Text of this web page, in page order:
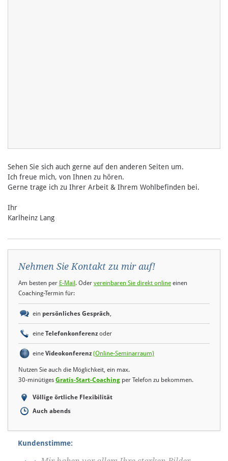
Sehen Sie sich auch gerne auf den anderen Seiten um.
Ich freue mich, von Ihnen zu hören.
Gerne trage ich zu Ihrer Arbeit & Ihrem Wohlbefinden bei.
Ihr
Karlheinz Lang
Nehmen Sie Kontakt zu mir auf!
Am besten per E-Mail . Oder vereinbaren Sie direkt online einen
Coaching-Termin für:
ein persönliches Gespräch,
eine Telefonkonferenzoder
eine Videokonferenz (Online-Seminarraum)
Nutzen Sie auch die Möglichkeit, ein max.
30-minütiges Gratis-Start-Coaching per Telefon zu bekommen.
Völlige örtliche Flexibilität
Auch abends
Kundenstimme: